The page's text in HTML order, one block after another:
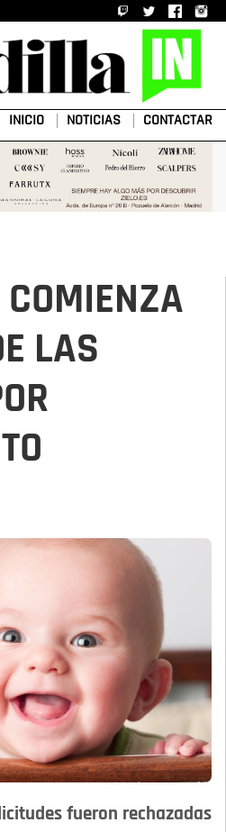
INICIO NOTICIAS CONTACTAR
LAS
fueron rechazadas